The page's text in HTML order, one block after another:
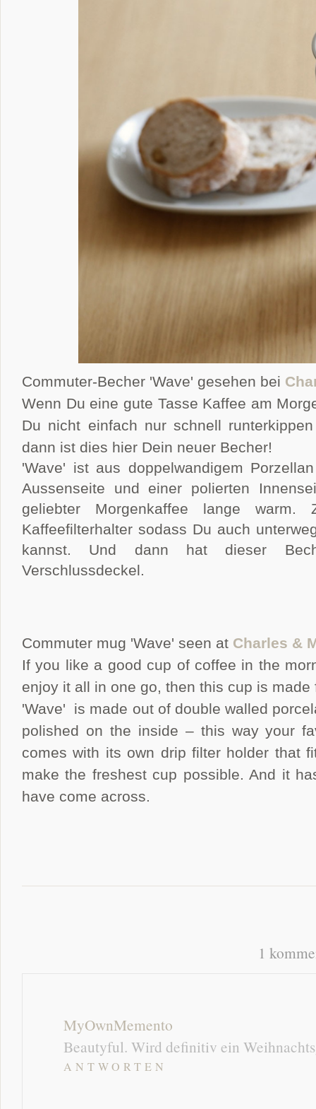
Commuter-Becher 'Wave' gesehen bei
Wenn Du eine gute Tasse Kaffee am
Du nicht einfach nur schnell
dann ist dies hier Dein neuer Becher!
'Wave' ist aus doppelwandigem
Aussenseite und einer polierten
geliebter Morgenkaffee lange
Kaffeefilterhalter sodass Du auch
kannst. Und dann hat dieser
Verschlussdeckel.
Commuter mug 'Wave' seen at Charles &
If you like a good cup of coffee in the
enjoy it all in one go, then this cup is made
'Wave' is made out of double walled
polished on the inside – this way your
comes with its own drip filter holder that
make the freshest cup possible. And it
have come across.
1
MyOwnMemento
Beautyful. Wird definitiv ein
ANTWORTEN